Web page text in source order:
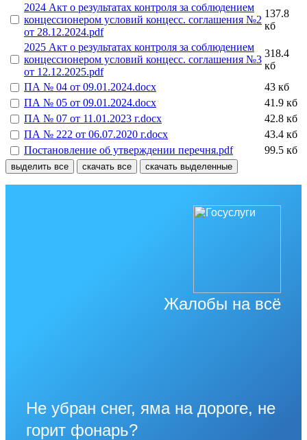
2024 Акт о результатах контроля за соблюдением
концессионером условий концесс. соглашения №2
от 28.12.2024.pdf
137.8
кб
2025 Акт о результатах контроля за соблюдением
концессионером условий концесс. соглашения №3
от 12.12.2025.pdf
318.4
кб
ПА № 04 от 09.01.2024.docx
43 кб
ПА № 05 от 09.01.2024.docx
41.9 кб
ПА № 07 от 11.01.2023 г.docx
42.8 кб
ПА № 222 от 06.07.2020 г.docx
43.4 кб
Постановление об утверждении перечня.pdf
99.5 кб
выделить все скачать все скачать выделенные
Жалобы на всё
Не убран снег, яма на дороге, не
горит фонарь?